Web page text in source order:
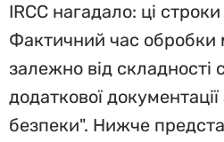
IRCC нагадало: ці
Фактичний час обробки
залежно від складності
додаткової
безпеки". Нижче